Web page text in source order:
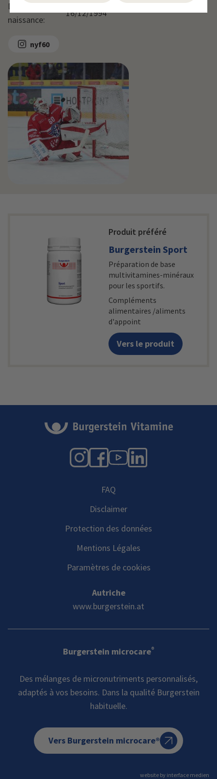
Date de
naissance:
16/12/1994
nyf60
Produit préféré
Burgerstein Sport
Préparation de base
multivitamines-minéraux
pour les sportifs.
Compléments
alimentaires /aliments
d'appoint
Vers le produit
Instagram
Facebook
YouTube
LinkedIn
FAQ
Disclaimer
Protection des données
Mentions Légales
Paramètres de cookies
Autriche
www.burgerstein.at
Burgerstein microcare®
Des mélanges de micronutriments personnalisés,
adaptés à vos besoins. Dans la qualité Burgerstein
habituelle.
Vers Burgerstein microcare®
website by interface medien